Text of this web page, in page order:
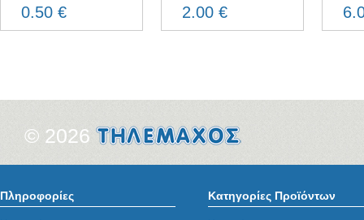
0.50 € 2.00 €
© 2026
Πληροφορίες Κατηγορίες Προϊόντων